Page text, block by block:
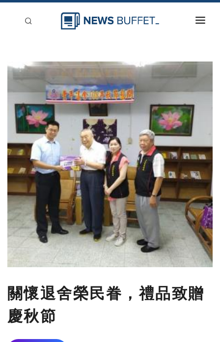
新聞稿分類
刊登
關懷退舍榮民眷，禮品致贈
慶秋節